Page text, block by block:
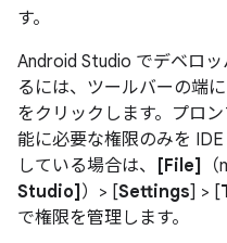
す。
Android Studio でデベロ
るには、ツールバーの端
をクリックします。プロ
能に必要な権限のみを
している場合は、
[File]
Studio] ）> [Settings] > [
で権限を管理します。